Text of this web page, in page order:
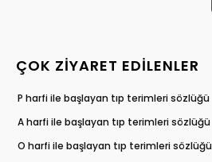
ÇOK ZIYARET EDILENLER
P harfi ile başlayan tıp terimleri sözlüğü
A harfi ile başlayan tıp terimleri sözlüğü
O harfi ile başlayan tıp terimleri sözlüğü